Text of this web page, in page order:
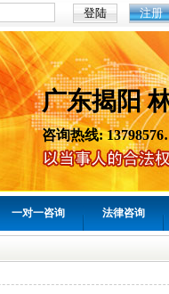
注册
广东揭阳
咨询热线:
一对一咨询 法律咨询